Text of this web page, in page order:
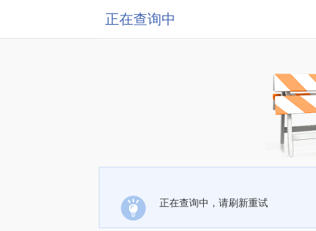
正在查询中
正在查询中，请刷新重试